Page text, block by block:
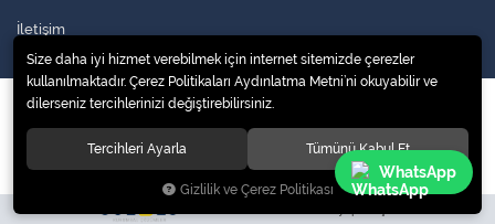
WhatsApp
İletişim
© 2020Küresel Soğutma Sistemleri Yedek Parça San. Ve Tic. Ltd. Şti.
Size daha iyi hizmet verebilmek için internet sitemizde çerezler
kullanılmaktadır. Çerez Politikaları Aydınlatma Metni’ni okuyabilir ve
dilerseniz tercihlerinizi değiştirebilirsiniz.
Tercihleri Ayarla Tümünü Kabul Et
Gizlilik ve Çerez Politikası